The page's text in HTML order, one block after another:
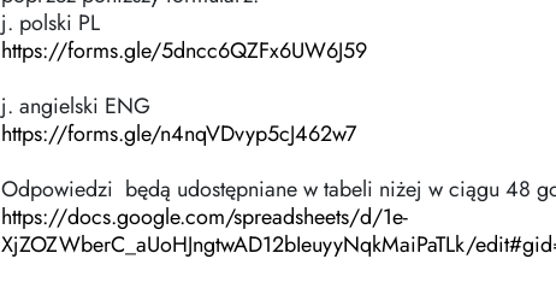
j. polski PL
https://forms.gle/5dncc6QZFx6UW6J59
j. angielski ENG
https://forms.gle/n4nqVDvyp5cJ462w7
Odpowiedzi będą udostępniane w tabeli niżej w ciągu 48
https://docs.google.com/spreadsheets/d/1e-
XjZOZWberC_aUoHJngtwAD12bIeuyyNqkMaiPaTLk/